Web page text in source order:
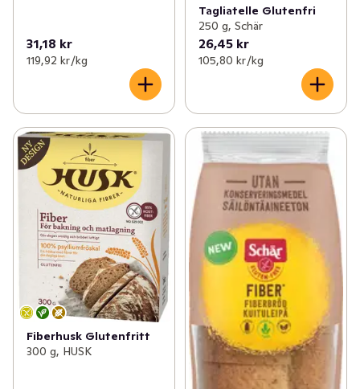
31,18 kr
119,92 kr /kg
Tagliatelle Glutenfri
250 g, Schär
26,45 kr
105,80 kr /kg
Fiberhusk Glutenfritt
300 g, HUSK